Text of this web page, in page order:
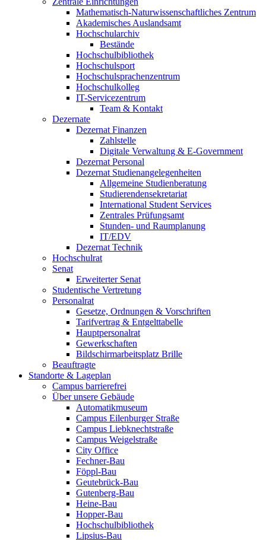
Mathematisch-Naturwissenschaftliches Zentrum
Akademisches Auslandsamt
Hochschularchiv
Bestände
Hochschulbibliothek
Hochschulsport
Hochschulsprachenzentrum
Hochschulkolleg
IT-Servicezentrum
Team & Kontakt
Dezernate
Dezernat Finanzen
Zahlstelle
Digitale Verwaltung & E-Government
Dezernat Personal
Dezernat Studienangelegenheiten
Allgemeine Studienberatung
Studierendensekretariat
International Student Services
Zentrales Prüfungsamt
Stunden- und Raumplanung
IT/EDV
Dezernat Technik
Hochschulrat
Senat
Erweiterter Senat
Studentische Vertretung
Personalrat
Gesetze, Ordnungen & Vorschriften
Tarifvertrag & Entgelttabelle
Hauptpersonalrat
Gewerkschaften
Bildschirmarbeitsplatz Brille
Beauftragte
Standorte & Lageplan
Campus barrierefrei
Über unsere Gebäude
Automatikmuseum
Campus Eilenburger Straße
Campus Liebknechtstraße
Campus Weigelstraße
City Office
Fechner-Bau
Föppl-Bau
Geutebrück-Bau
Gutenberg-Bau
Heine-Bau
Hopper-Bau
Hochschulbibliothek
Lipsius-Bau